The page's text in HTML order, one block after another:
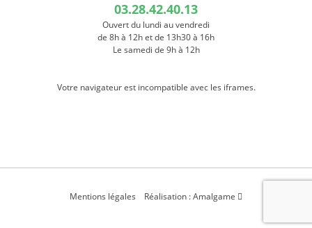
03.28.42.40.13
Ouvert du lundi au vendredi
de 8h à 12h et de 13h30 à 16h
Le samedi de 9h à 12h
Votre navigateur est incompatible avec les iframes.
Mentions légales Réalisation : Amalgame